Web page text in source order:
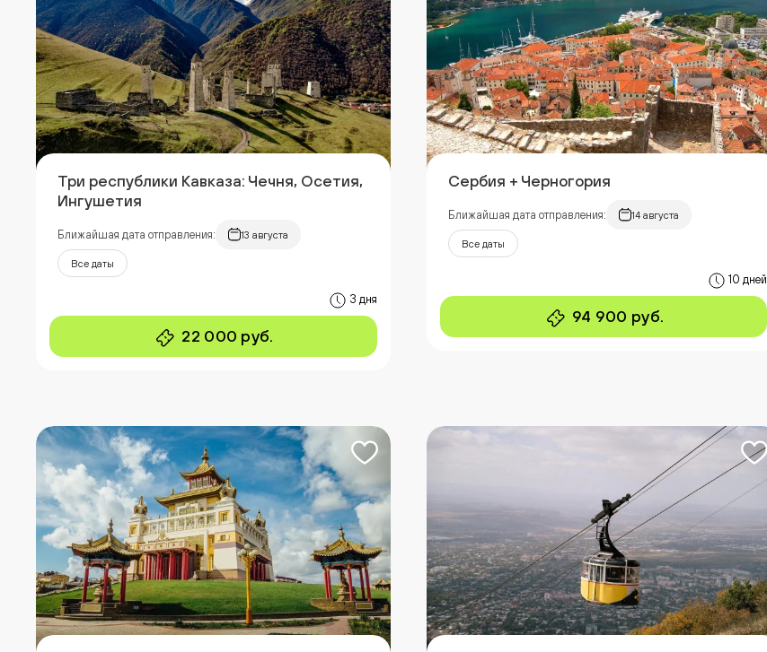
Три республики Кавказа: Чечня, Осетия,
Ингушетия
Ближайшая дата отправления: 13 августа
Все даты
3 дня
22 000 руб.
Сербия + Черногория
Ближайшая дата отправления: 14 августа
Все даты
10 дней
94 900 руб.